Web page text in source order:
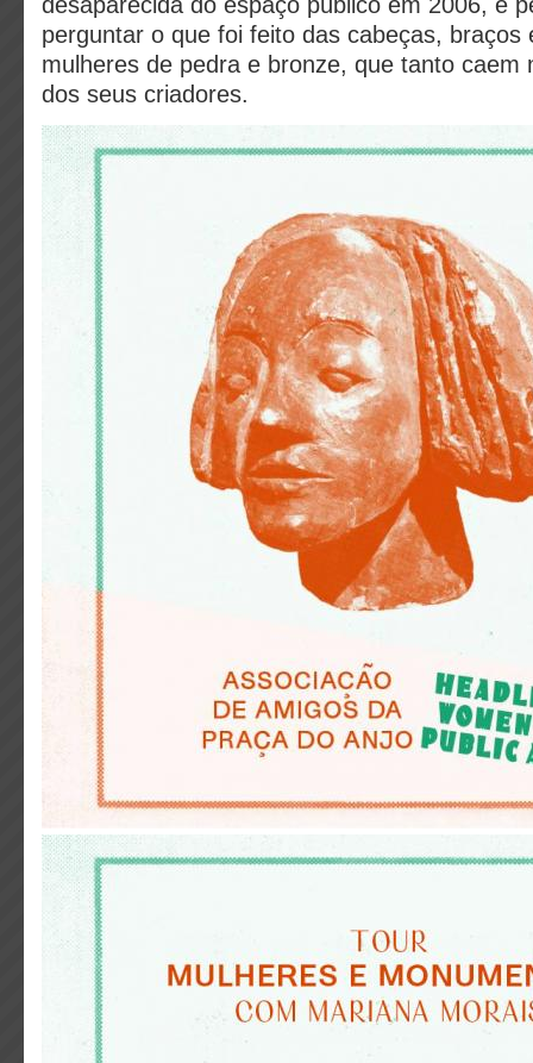
perguntar o que foi feito das cabeças, braços
mulheres de pedra e bronze, que tanto caem
dos seus criadores.